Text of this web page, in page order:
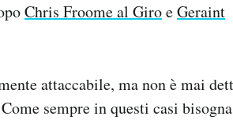
Chris Froome al GiroeGeraint
attaccabile, ma non è mai
sempre in questi casi bisogna